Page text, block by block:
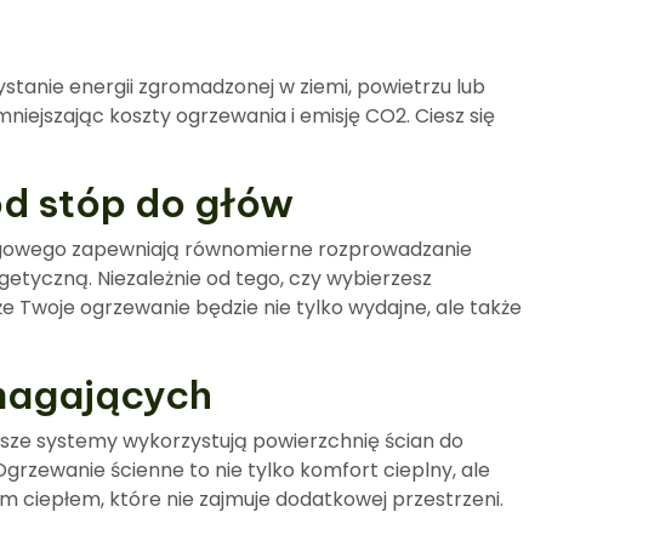
energii zgromadzonej w ziemi, powietrzu lub
koszty ogrzewania i emisję CO2. Ciesz się
stóp do głów
zapewniają równomierne rozprowadzanie
Niezależnie od tego, czy wybierzesz
Twoje ogrzewanie będzie nie tylko wydajne, ale także
systemy wykorzystują powierzchnię ścian do
ścienne to nie tylko komfort cieplny, ale
ciepłem, które nie zajmuje dodatkowej przestrzeni.